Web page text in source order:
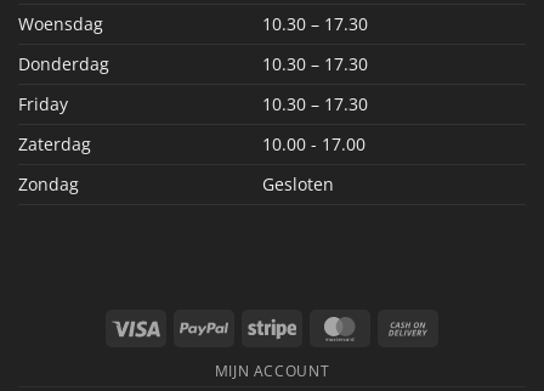
Woensdag
10.30 – 17.30
Donderdag
10.30 – 17.30
Friday
10.30 – 17.30
Zaterdag
10.00 - 17.00
Zondag
Gesloten
Visa PayPal Stripe MasterCard
MIJN ACCOUNT